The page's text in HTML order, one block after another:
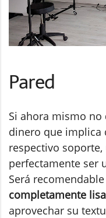
Pared
Si ahora mismo
dinero que implica
respectivo
perfectamente ser
Será
completamente lisa
aprovechar su